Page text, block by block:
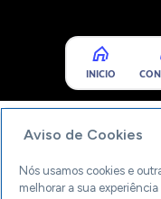
INICIO
Aviso de Cookies
Nós usamos cookies e
melhorar a sua